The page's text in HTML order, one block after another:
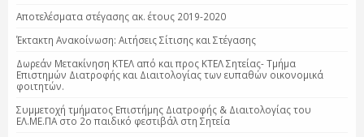
Αποτελέσματα στέγασης ακ. έτους 2019-2020
Έκτακτη Ανακοίνωση: Αιτήσεις Σίτισης και Στέγασης
Δωρεάν Μετακίνηση ΚΤΕΛ από και προς ΚΤΕΛ Σητείας- Τμήμα
Επιστημών Διατροφής και Διαιτολογίας των ευπαθών οικονομικά
φοιτητών.
Συμμετοχή τμήματος Επιστήμης Διατροφής & Διαιτολογίας του
ΕΛ.ΜΕ.ΠΑ στο 2ο παιδικό φεστιβάλ στη Σητεία